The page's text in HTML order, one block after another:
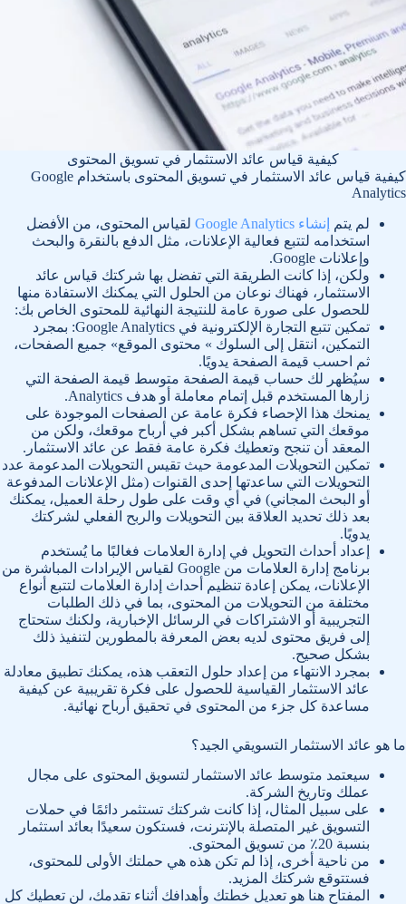
كيفية قياس عائد الاستثمار في تسويق المحتوى
كيفية قياس عائد الاستثمار في تسويق المحتوى باستخدام Google
Analytics
لم يتم
إنشاء Google Analytics
لقياس المحتوى، من الأفضل
استخدامه لتتبع فعالية الإعلانات، مثل الدفع بالنقرة والبحث
وإعلانات Google.
ولكن، إذا كانت الطريقة التي تفضل بها شركتك قياس عائد
الاستثمار، فهناك نوعان من الحلول التي يمكنك الاستفادة منها
للحصول على صورة عامة للنتيجة النهائية للمحتوى الخاص بك:
تمكين تتبع التجارة الإلكترونية في Google Analytics: بمجرد
التمكين، انتقل إلى السلوك » محتوى الموقع» جميع الصفحات،
ثم احسب قيمة الصفحة يدويًا.
سيُظهر لك حساب قيمة الصفحة متوسط ​​قيمة الصفحة التي
زارها المستخدم قبل إتمام معاملة أو هدف Analytics.
يمنحك هذا الإحصاء فكرة عامة عن الصفحات الموجودة على
موقعك التي تساهم بشكل أكبر في أرباح موقعك، ولكن من
المعقد أن تنجح وتعطيك فكرة عامة فقط عن عائد الاستثمار.
تمكين التحويلات المدعومة حيث تقيس التحويلات المدعومة عدد
التحويلات التي ساعدتها إحدى القنوات (مثل الإعلانات المدفوعة
أو البحث المجاني) في أي وقت على طول رحلة العميل، يمكنك
بعد ذلك تحديد العلاقة بين التحويلات والربح الفعلي لشركتك
يدويًا.
إعداد أحداث التحويل في إدارة العلامات فغالبًا ما يُستخدم
برنامج إدارة العلامات من Google لقياس الإيرادات المباشرة من
الإعلانات، يمكن إعادة تنظيم أحداث إدارة العلامات لتتبع أنواع
مختلفة من التحويلات من المحتوى، بما في ذلك الطلبات
التجريبية أو الاشتراكات في الرسائل الإخبارية، ولكنك ستحتاج
إلى فريق محتوى لديه بعض المعرفة بالمطورين لتنفيذ ذلك
بشكل صحيح.
بمجرد الانتهاء من إعداد حلول التعقب هذه، يمكنك تطبيق معادلة
عائد الاستثمار القياسية للحصول على فكرة تقريبية عن كيفية
مساعدة كل جزء من المحتوى في تحقيق أرباح نهائية.
ما هو عائد الاستثمار التسويقي الجيد؟
سيعتمد متوسط ​​عائد الاستثمار لتسويق المحتوى على مجال
عملك وتاريخ الشركة.
على سبيل المثال، إذا كانت شركتك تستثمر دائمًا في حملات
التسويق غير المتصلة بالإنترنت، فستكون سعيدًا بعائد استثمار
بنسبة 20٪ من تسويق المحتوى.
من ناحية أخرى، إذا لم تكن هذه هي حملتك الأولى للمحتوى،
فستتوقع شركتك المزيد.
المفتاح هنا هو تعديل خطتك وأهدافك أثناء تقدمك، لن تعطيك كل